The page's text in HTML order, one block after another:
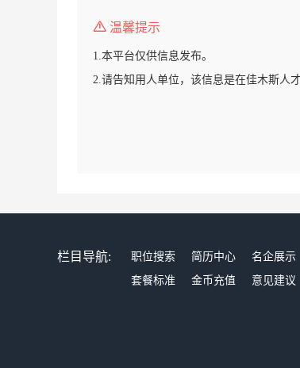
温馨提示
1.本平台仅供信息发布。
2.请告知用人单位，该信息是在佳木斯人
栏目导航: 职位搜索 简历中心 名企展示
套餐标准
金币充值 意见建议